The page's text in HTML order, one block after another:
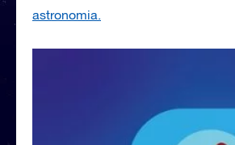
astronomia.